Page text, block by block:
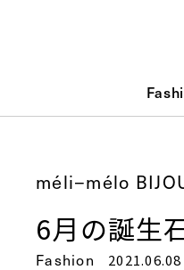
méli−mélo
6月の誕生
Fashion 2021.06.08